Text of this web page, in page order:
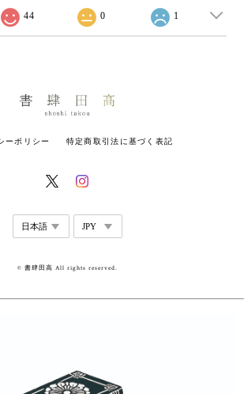
44 0 1
ーポリシー 特定商取引法に基づく表記
© 書肆田高 All rights reserved.